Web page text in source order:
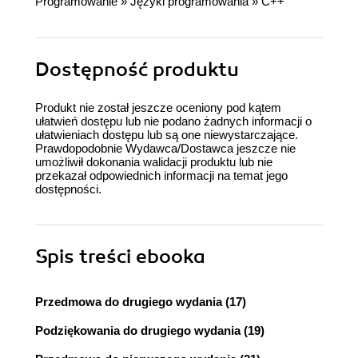
Dostępność produktu
Produkt nie został jeszcze oceniony pod kątem
ułatwień dostępu lub nie podano żadnych informacji o
ułatwieniach dostępu lub są one niewystarczające.
Prawdopodobnie Wydawca/Dostawca jeszcze nie
umożliwił dokonania walidacji produktu lub nie
przekazał odpowiednich informacji na temat jego
dostępności.
Spis treści ebooka
Przedmowa do drugiego wydania (17)
Podziękowania do drugiego wydania (19)